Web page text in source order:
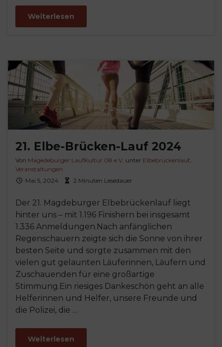
Weiterlesen
21. Elbe-Brücken-Lauf 2024
Von Magedeburger LaufKultur 08 e.V. unter Elbebrückenlauf,
Veranstaltungen
Mai 5, 2024
2 Minuten Lesedauer
Der 21. Magdeburger Elbebrückenlauf liegt
hinter uns – mit 1.196 Finishern bei insgesamt
1.336 Anmeldungen.Nach anfänglichen
Regenschauern zeigte sich die Sonne von ihrer
besten Seite und sorgte zusammen mit den
vielen gut gelaunten Läuferinnen, Läufern und
Zuschauenden für eine großartige
Stimmung.Ein riesiges Dankeschön geht an alle
Helferinnen und Helfer, unsere Freunde und
die Polizei, die …
Weiterlesen